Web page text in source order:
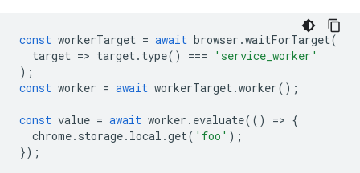
const workerTarget = await browser .waitForTarget(
target => target. type() ===
'service_worker'
);
const worker = await workerTarget.worker();
const value = await worker . evaluate(() => {
chrome. storage. local .get( 'foo' );
});